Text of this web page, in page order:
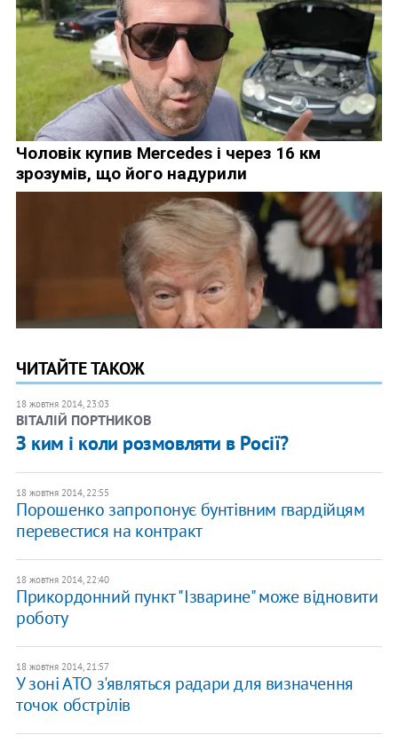
ЧИТАЙТЕ ТАКОЖ
18 жовтня 2014, 23:03
ВІТАЛІЙ ПОРТНИКОВ
З ким і коли розмовляти в Росії?
18 жовтня 2014, 22:55
Порошенко запропонує бунтівним гвардійцям
перевестися на контракт
18 жовтня 2014, 22:40
Прикордонний пункт "Ізварине" може відновити
роботу
18 жовтня 2014, 21:57
У зоні АТО з'являться радари для визначення
точок обстрілів